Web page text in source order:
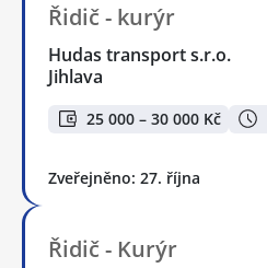
Řidič - kurýr
Hudas transport s.r.o.
Jihlava
25 000 – 30 000 Kč
Zveřejněno: 27. října
Řidič - Kurýr